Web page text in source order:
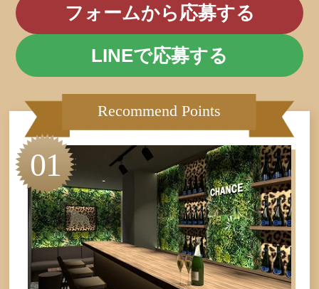
RECRUIT
採用情報
LINEで応募する
フォームから応募する
Recommend Points
01